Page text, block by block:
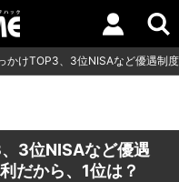
かけTOP3、3位NISAなど優遇制
3位NISAなど優遇
だから、1位は？